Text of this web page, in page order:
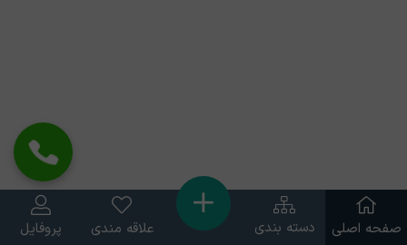
بالایی دارد. این پروفیل در ساخت درب و پنجره به فراوانی
استفاده می شود. ‌قابلیت بازیافت بالا سبب می شود تا دوباره
صفحه اصلی دسته بندی علاقه مندی پروفایل